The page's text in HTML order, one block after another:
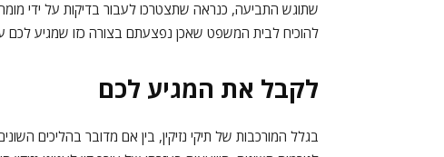
שתוגש התביעה, כנראה שתצטרכו לעבור בדיקות על ידי
להוכיח לבית המשפט שאכן נפצעתם בצורה כזו שמגיע לכם
לקבל את המגיע לכם
בגלל המורכבות של תיקי נזיקין, בין אם מדובר בהליכים